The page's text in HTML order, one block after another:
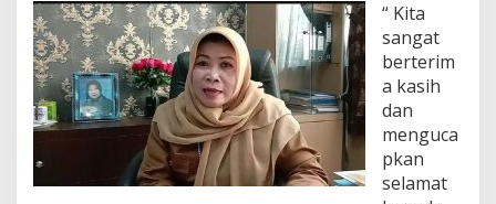
“ Kita
sangat
berterim
a kasih
dan
menguca
pkan
selamat